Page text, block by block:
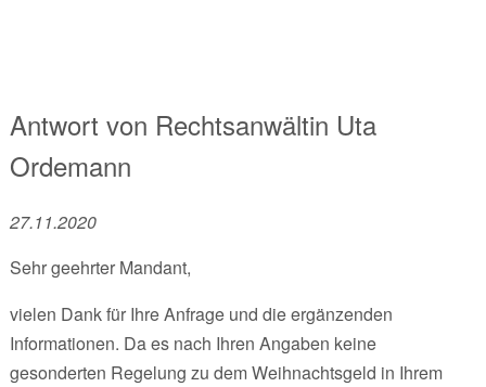
Antwort von Rechtsanwältin Uta
Ordemann
27.11.2020
Sehr geehrter Mandant,
vielen Dank für Ihre Anfrage und die ergänzenden
Informationen. Da es nach Ihren Angaben keine
gesonderten Regelung zu dem Weihnachtsgeld in Ihrem